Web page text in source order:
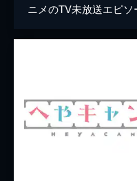
ニメのTV未放送エピソ